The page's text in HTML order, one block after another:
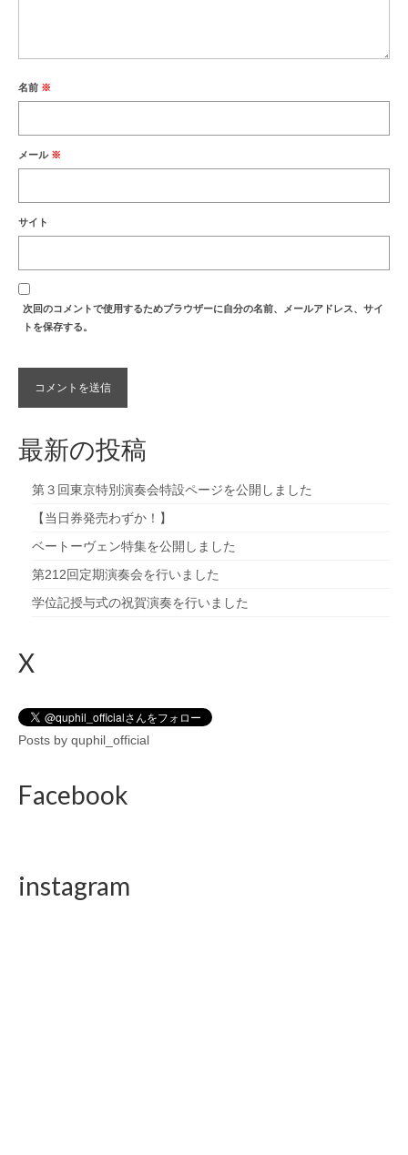
名前 ※
メール ※
サイト
次回のコメントで使用するためブラウザーに自分の名前、メールアドレス、サイ
トを保存する。
最新の投稿
第３回東京特別演奏会特設ページを公開しました
【当日券発売わずか！】
ベートーヴェン特集を公開しました
第212回定期演奏会を行いました
学位記授与式の祝賀演奏を行いました
X
Posts by quphil_official
Facebook
instagram